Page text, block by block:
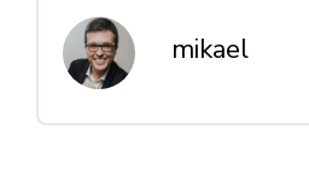
mikael